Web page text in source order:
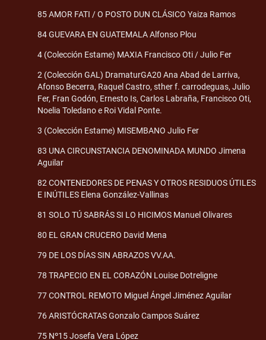
85 AMOR FATI / O POSTO DUN CLÁSICO Yaiza Ramos
84 GUEVARA EN GUATEMALA Alfonso Plou
4 (Colección Estame) MAXIA Francisco Oti / Julio Fer
2 (Colección GAL) DramaturGA20 Ana Abad de Larriva,
Afonso Becerra, Raquel Castro, sther f. carrodeguas, Julio
Fer, Fran Godón, Ernesto Is, Carlos Labraña, Francisco Oti,
Noelia Toledano e Roi Vidal Ponte.
3 (Colección Estame) MISEMBANO Julio Fer
83 UNA CIRCUNSTANCIA DENOMINADA MUNDO Jimena
Aguilar
82 CONTENEDORES DE PENAS Y OTROS RESIDUOS ÚTILES
E INÚTILES Elena González-Vallinas
81 SOLO TÚ SABRÁS SI LO HICIMOS Manuel Olivares
80 EL GRAN CRUCERO David Mena
79 DE LOS DÍAS SIN ABRAZOS VV.AA.
78 TRAPECIO EN EL CORAZÓN Louise Dotreligne
77 CONTROL REMOTO Miguel Ángel Jiménez Aguilar
76 ARISTÓCRATAS Gonzalo Campos Suárez
75 Nº15 Josefa Vera López